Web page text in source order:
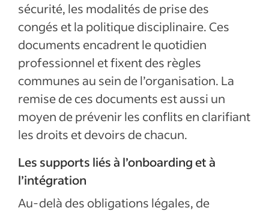
sécurité, les modalités de prise des
congés et la politique disciplinaire. Ces
documents encadrent le quotidien
professionnel et fixent des règles
communes au sein de l’organisation. La
remise de ces documents est aussi un
moyen de prévenir les conflits en clarifiant
les droits et devoirs de chacun.
Les supports liés à l’onboarding et à
l’intégration
Au-delà des obligations légales, de